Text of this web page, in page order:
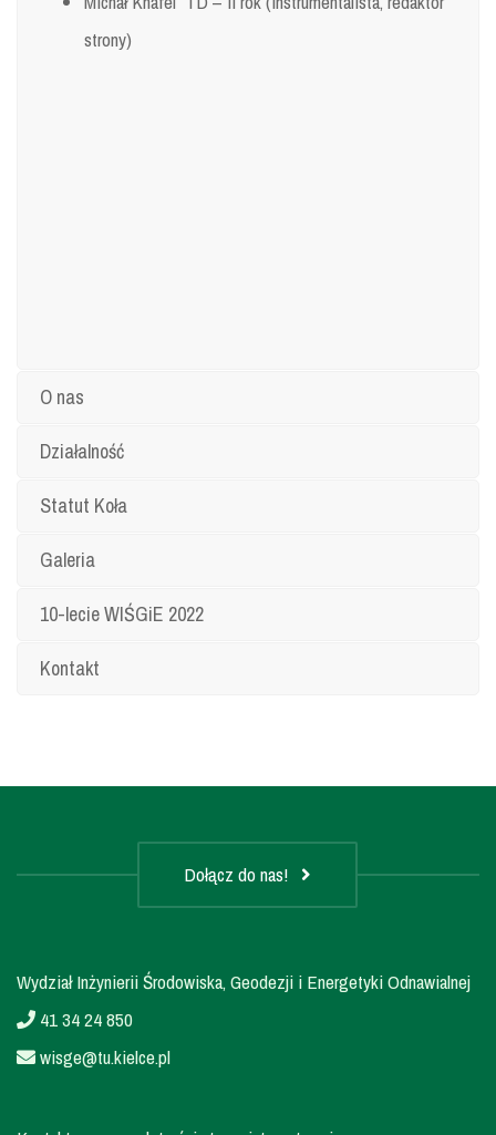
strony)
O nas
Działalność
Statut Koła
Galeria
10-lecie WIŚGiE 2022
Kontakt
Dołącz do nas!
Wydział Inżynierii Środowiska, Geodezji i Energetyki Odnawialnej
41 34 24 850
wisge@tu.kielce.pl